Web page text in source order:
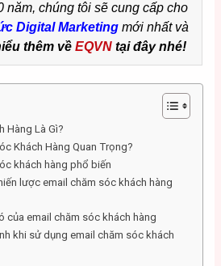
năm, chúng tôi sẽ cung cấp cho
Digital Marketing mới nhất và
thêm vềEQVN tại đây nhé!
Hàng Là Gì?
Khách Hàng Quan Trọng?
khách hàng phổ biến
lược email chăm sóc khách hàng
của email chăm sóc khách hàng
khi sử dụng email chăm sóc khách